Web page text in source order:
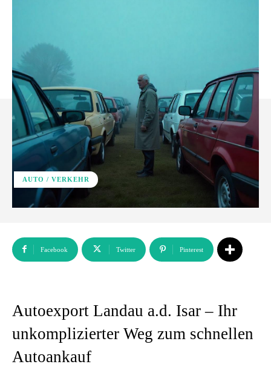
AUTO / VERKEHR
Facebook Twitter Pinterest
Autoexport Landau a.d. Isar – Ihr
unkomplizierter Weg zum schnellen
Autoankauf